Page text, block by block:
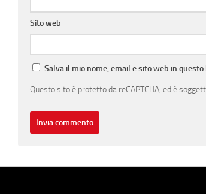
Sito web
Salva il mio nome, email e sito web in
Questo sito è protetto da reCAPTCHA, ed è